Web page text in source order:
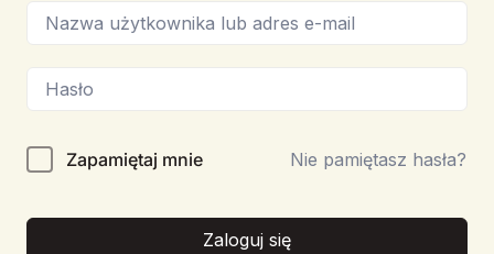
Zapamiętaj mnie Nie pamiętasz hasła?
Zaloguj się